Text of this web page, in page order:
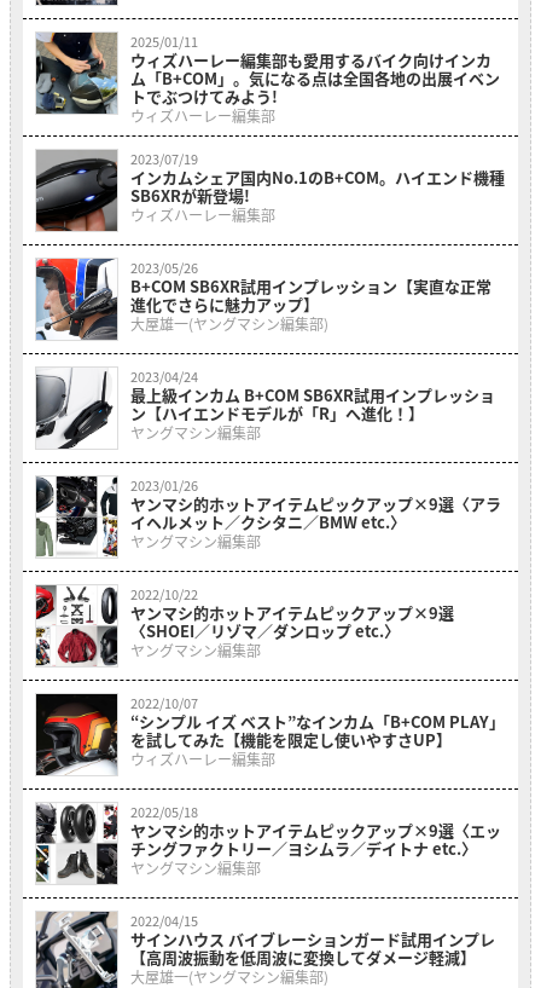
2025/01/11
ウィズハーレー編集部も愛用するバイク向けインカ
ム「B+COM」。気になる点は全国各地の出展イベン
トでぶつけてみよう!
ウィズハーレー編集部
2023/07/19
インカムシェア国内No.1のB+COM。ハイエンド機種
SB6XRが新登場!
ウィズハーレー編集部
2023/05/26
B+COM SB6XR試用インプレッション【実直な正常
進化でさらに魅力アップ】
大屋雄一(ヤングマシン編集部)
2023/04/24
最上級インカム B+COM SB6XR試用インプレッショ
ン【ハイエンドモデルが「R」へ進化！】
ヤングマシン編集部
2023/01/26
ヤンマシ的ホットアイテムピックアップ×9選〈アラ
イヘルメット／クシタニ／BMW etc.〉
ヤングマシン編集部
2022/10/22
ヤンマシ的ホットアイテムピックアップ×9選
〈SHOEI／リゾマ／ダンロップ etc.〉
ヤングマシン編集部
2022/10/07
“シンプル イズ ベスト”なインカム「B+COM PLAY」
を試してみた【機能を限定し使いやすさUP】
ウィズハーレー編集部
2022/05/18
ヤンマシ的ホットアイテムピックアップ×9選〈エッ
チングファクトリー／ヨシムラ／デイトナ etc.〉
ヤングマシン編集部
2022/04/15
サインハウス バイブレーションガード試用インプレ
【高周波振動を低周波に変換してダメージ軽減】
大屋雄一(ヤングマシン編集部)